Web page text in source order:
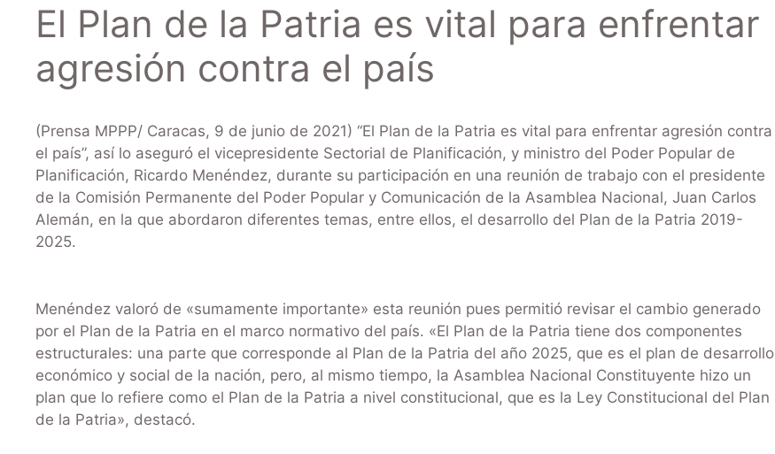
El Plan de la Patria es vital para enfrentar
agresión contra el país
(Prensa MPPP/ Caracas, 9 de junio de 2021) “El Plan de la Patria es vital para enfrentar agresión contra
el país”, así lo aseguró el vicepresidente Sectorial de Planificación, y ministro del Poder Popular de
Planificación, Ricardo Menéndez, durante su participación en una reunión de trabajo con el presidente
de la Comisión Permanente del Poder Popular y Comunicación de la Asamblea Nacional, Juan Carlos
Alemán, en la que abordaron diferentes temas, entre ellos, el desarrollo del Plan de la Patria 2019-
2025.
Menéndez valoró de «sumamente importante» esta reunión pues permitió revisar el cambio generado
por el Plan de la Patria en el marco normativo del país. «El Plan de la Patria tiene dos componentes
estructurales: una parte que corresponde al Plan de la Patria del año 2025, que es el plan de desarrollo
económico y social de la nación, pero, al mismo tiempo, la Asamblea Nacional Constituyente hizo un
plan que lo refiere como el Plan de la Patria a nivel constitucional, que es la Ley Constitucional del Plan
de la Patria», destacó.